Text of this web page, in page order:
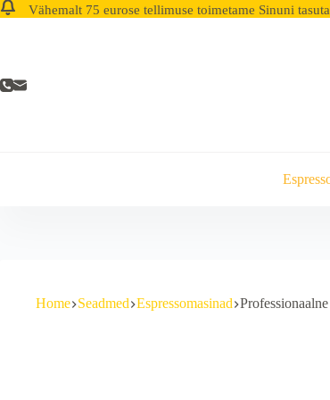
Vähemalt 75 eurose tellimuse toimetame Sinuni
Home Seadmed Espressomasinad